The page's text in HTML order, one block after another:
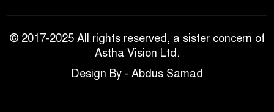
© 2017-2025 All rights reserved, a sister concern of
Astha Vision Ltd.
Design By - Abdus Samad